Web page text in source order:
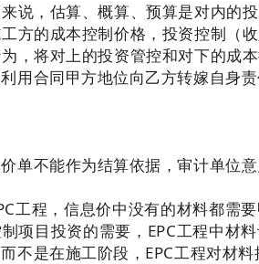
说，估算、概算、预算是对内的
方的成本控制价格，投资控制（
，将对上的投资管控和对下的成
用合同甲方地位向乙方转嫁自身责
单不能作为结算依据，审计单位
工程，信息价中没有的材料都需
项目投资的需要，EPC工程中材
不是在施工阶段，EPC工程对材料